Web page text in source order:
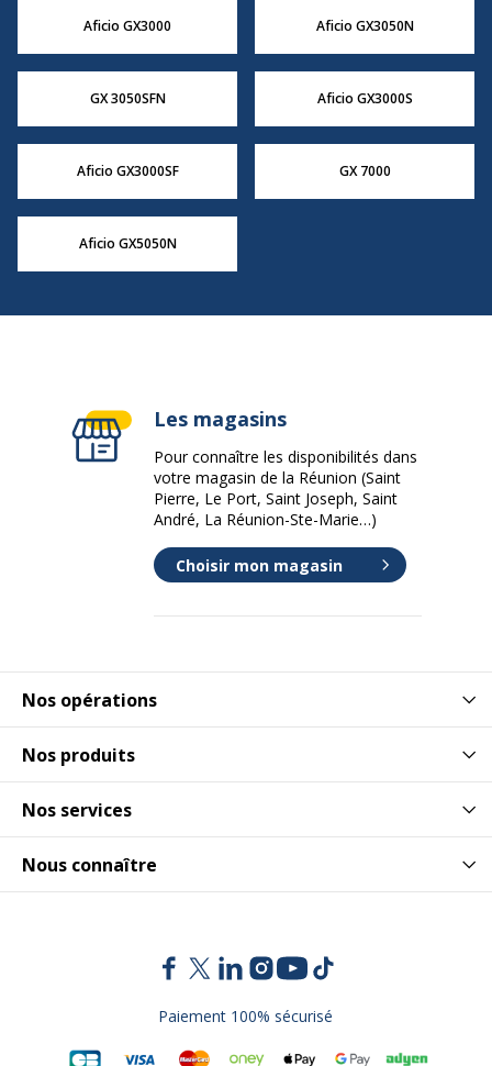
Aficio GX3000 Aficio GX3050N
GX 3050SFN Aficio GX3000S
Aficio GX3000SF GX 7000
Aficio GX5050N
Nos opérations
Nos produits
Nos services
Nous connaître
Les magasins
Pour connaître les disponibilités dans
votre magasin de la Réunion (Saint
Pierre, Le Port, Saint Joseph, Saint
André, La Réunion-Ste-Marie…)
Choisir mon magasin
Paiement 100% sécurisé